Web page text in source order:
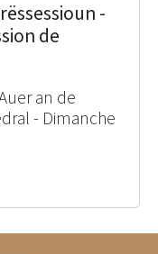
-
de
an de
- Dimanche